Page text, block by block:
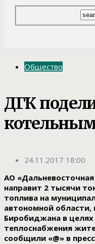
Общество
ДГК
24.11.2017 18:00
АО
направит 2 тысячи
топлива на
автономной области,
Биробиджана в
теплоснабжения
сообщили «@» в